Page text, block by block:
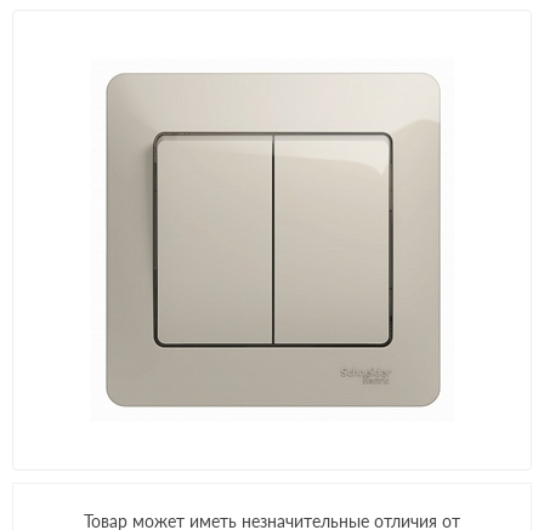
Товар может иметь незначительные отличия от